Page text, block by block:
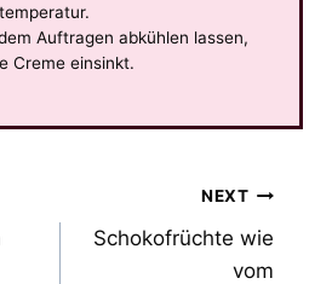
Auftragen abkühlen lassen,
Creme einsinkt.
NEXT
Schokofrüchte wie
vom